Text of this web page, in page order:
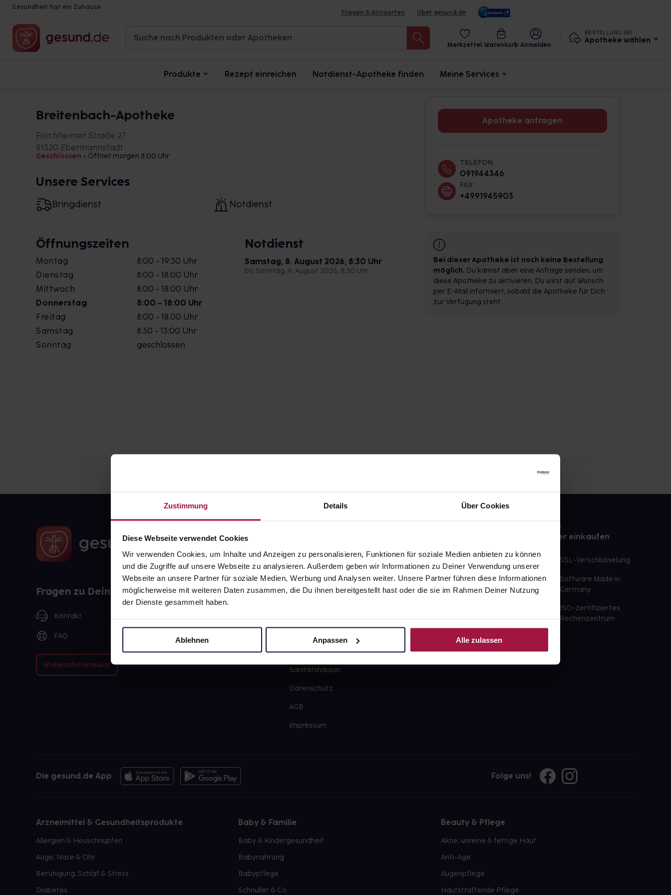
Zustimmung Details Über Cookies
Diese Webseite verwendet Cookies
Wir verwenden Cookies, um Inhalte und Anzeigen zu personalisieren, Funktionen für soziale Medien anbieten zu können
und die Zugriffe auf unsere Webseite zu analysieren. Außerdem geben wir Informationen zu Deiner Verwendung unserer
Webseite an unsere Partner für soziale Medien, Werbung und Analysen weiter. Unsere Partner führen diese Informationen
möglicherweise mit weiteren Daten zusammen, die Du ihnen bereitgestellt hast oder die sie im Rahmen Deiner Nutzung
der Dienste gesammelt haben.
Ablehnen Anpassen Alle zulassen
Gesundheit hat ein Zuhause
Fragen & Antworten Über gesund.de
Merkzettel Warenkorb Anmelden
BESTELLUNG BEI
Apotheke wählen
Produkte Rezept einreichen Notdienst-Apotheke finden Meine Services
Breitenbach-Apotheke
Forchheimer Straße 27
91320 Ebermannstadt
Geschlossen • Öffnet morgen 8:00 Uhr
Unsere Services
Bringdienst Notdienst
Öffnungszeiten
Montag
8:00 - 19:30 Uhr
Dienstag
8:00 - 18:00 Uhr
Mittwoch
8:00 - 18:00 Uhr
Donnerstag
8:00 - 18:00 Uhr
Freitag
8:00 - 18:00 Uhr
Samstag
8:30 - 13:00 Uhr
Sonntag
geschlossen
Notdienst
Samstag, 8. August 2026, 8:30 Uhr
bis Sonntag, 9. August 2026, 8:30 Uhr
Apotheke anfragen
TELEFON
091944346
FAX
+4991945903
Bei dieser Apotheke ist noch keine Bestellung
möglich. Du kannst aber eine Anfrage senden, um
diese Apotheke zu aktivieren. Du wirst auf Wunsch
per E-Mail informiert, sobald die Apotheke für Dich
zur Verfügung steht.
Fragen zu Deiner Bestellung?
Kontakt
FAQ
Widerrufsformular
Über uns
Karriere
gesund-versorger.de
Sanitätshäuser
Datenschutz
AGB
Impressum
Ausgewählte Wunschprodukte
sofort abholbereit
Lieferung für sofort verfügbare
Große Auswahl an Apotheken
Sicher einkaufen
SSL-Verschlüsselung
Software Made in
Germany
ISO-zertifiziertes
Rechenzentrum
Die gesund.de App Folge uns!
Arzneimittel & Gesundheitsprodukte
Allergien & Heuschnupfen
Auge, Nase & Ohr
Beruhigung, Schlaf & Stress
Diabetes
Baby & Familie
Baby & Kindergesundheit
Babynahrung
Babypflege
Schnuller & Co.
Beauty & Pflege
Akne, unreine & fettige Haut
Anti-Age
Augenpflege
Hautstraffende Pflege